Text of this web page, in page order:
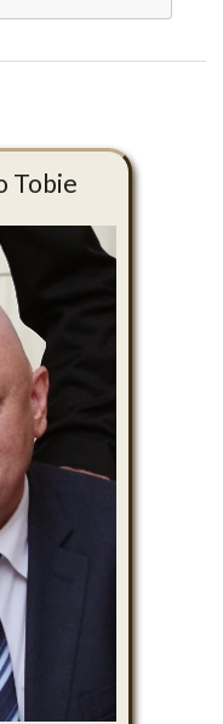
Tobie